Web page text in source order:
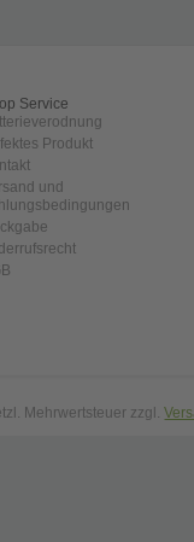
Service
Produkt
und
Mehrwertsteuer zzgl.